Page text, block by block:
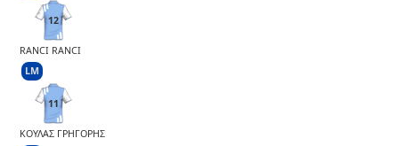
12
RANCI RANCI
LM
11
ΚΟΥΛΑΣ ΓΡΗΓΟΡΗΣ